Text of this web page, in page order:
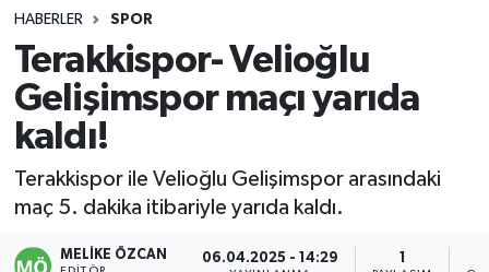
HABERLER SPOR
Terakkispor- Velioğlu
Gelişimspor maçı yarıda
kaldı!
Terakkispor ile Velioğlu Gelişimspor arasındaki
maç 5. dakika itibariyle yarıda kaldı.
MELIKE ÖZCAN 06.04.2025 - 14:29 1
Alaplı
Asayiş
Bartın
Karabük
Tüm Manşetler
Son Dakika Haberleri
Haber Arşivi